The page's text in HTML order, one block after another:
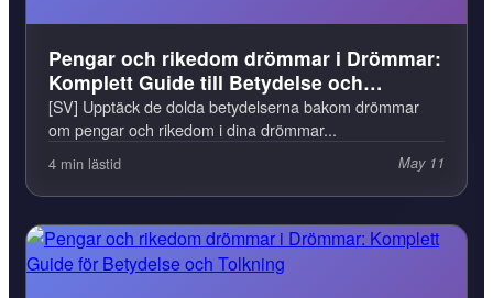
Pengar och rikedom drömmar i Drömmar:
Komplett Guide till Betydelse och
Tolkning
[SV] Upptäck de dolda betydelserna bakom drömmar
om pengar och rikedom i dina drömmar...
4 min lästid May 11